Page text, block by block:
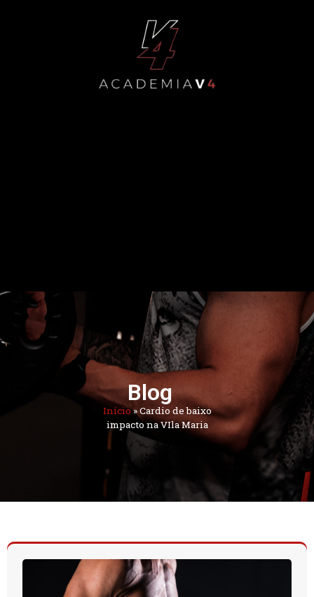
Blog
Início»Cardio de baixo
impacto na VIla Maria